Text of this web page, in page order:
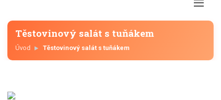
Těstovinový salát s tuňákem
Úvod Těstovinový salát s tuňákem